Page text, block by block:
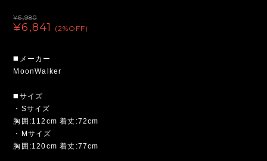
¥6,980
¥6,841 (2%OFF)
◼️メーカー
MoonWalker
◼️サイズ
・Sサイズ
胸囲:112cm 着丈:72cm
・Mサイズ
胸囲:120cm 着丈:77cm